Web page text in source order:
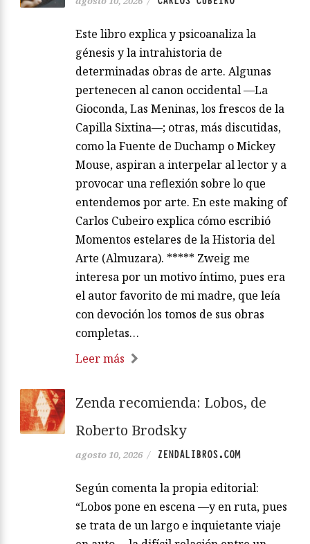
Este libro explica y psicoanaliza la
génesis y la intrahistoria de
determinadas obras de arte. Algunas
pertenecen al canon occidental —La
Gioconda, Las Meninas, los frescos de la
Capilla Sixtina—; otras, más discutidas,
como la Fuente de Duchamp o Mickey
Mouse, aspiran a interpelar al lector y a
provocar una reflexión sobre lo que
entendemos por arte. En este making of
Carlos Cubeiro explica cómo escribió
Momentos estelares de la Historia del
Arte (Almuzara). ***** Zweig me
interesa por un motivo íntimo, pues era
el autor favorito de mi madre, que leía
con devoción los tomos de sus obras
completas…
Leer más
Zenda recomienda: Lobos, de
Roberto Brodsky
agosto 10, 2026 / ZENDALIBROS.COM
Según comenta la propia editorial:
“Lobos pone en escena —y en ruta, pues
se trata de un largo e inquietante viaje